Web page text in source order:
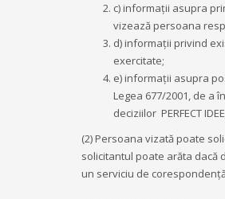
c) informații asupra
vizează persoana
d) informații privind
exercitate;
e) informații asupra
Legea 677/2001, de a
deciziilor PERFECT
(2) Persoana vizată poate
solicitantul poate arăta dacă
un serviciu de